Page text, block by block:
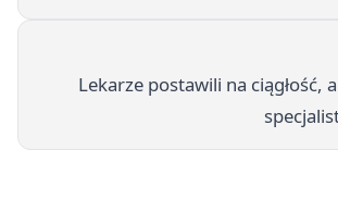
Lekarze postawili na ciągłość,